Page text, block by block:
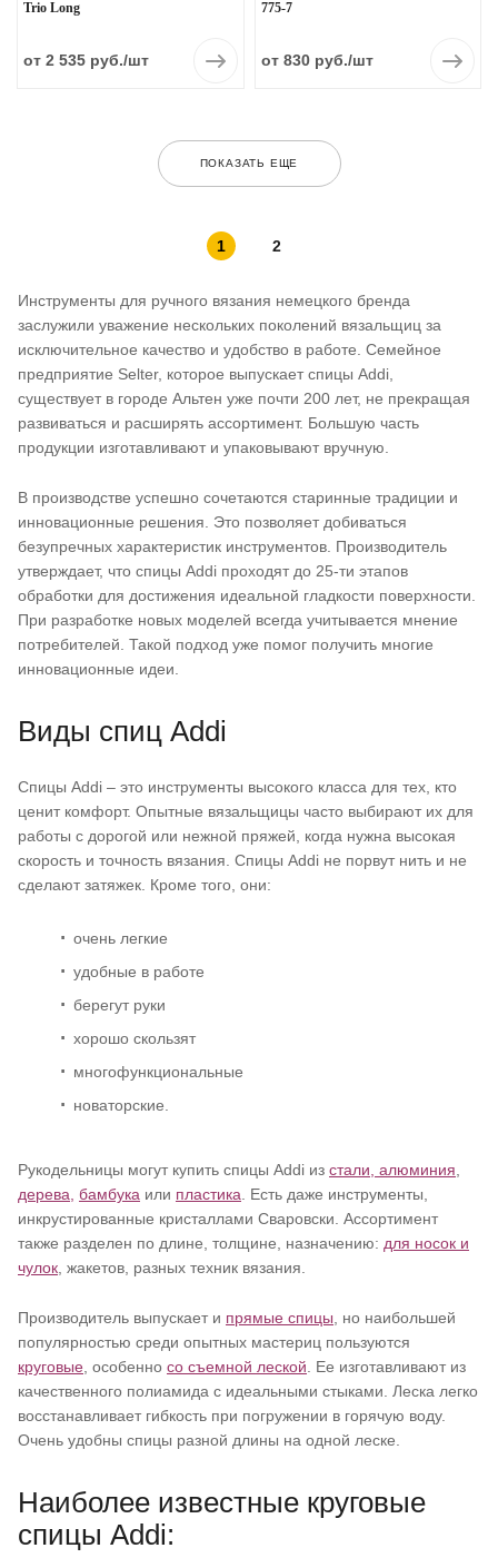
Trio Long
от 2 535 руб./шт
775-7
от 830 руб./шт
ПОКАЗАТЬ ЕЩЕ
1 2
Инструменты для ручного вязания немецкого бренда
заслужили уважение нескольких поколений вязальщиц за
исключительное качество и удобство в работе. Семейное
предприятие Selter, которое выпускает спицы Addi,
существует в городе Альтен уже почти 200 лет, не прекращая
развиваться и расширять ассортимент. Большую часть
продукции изготавливают и упаковывают вручную.
В производстве успешно сочетаются старинные традиции и
инновационные решения. Это позволяет добиваться
безупречных характеристик инструментов. Производитель
утверждает, что спицы Addi проходят до 25-ти этапов
обработки для достижения идеальной гладкости поверхности.
При разработке новых моделей всегда учитывается мнение
потребителей. Такой подход уже помог получить многие
инновационные идеи.
Виды спиц Addi
Спицы Addi – это инструменты высокого класса для тех, кто
ценит комфорт. Опытные вязальщицы часто выбирают их для
работы с дорогой или нежной пряжей, когда нужна высокая
скорость и точность вязания. Спицы Addi не порвут нить и не
сделают затяжек. Кроме того, они:
очень легкие
удобные в работе
берегут руки
хорошо скользят
многофункциональные
новаторские.
Рукодельницы могут купить спицы Addi из стали, алюминия
дерева, бамбука или пластика . Есть даже инструменты,
инкрустированные кристаллами Сваровски. Ассортимент
также разделен по длине, толщине, назначению: для носок и
чулок , жакетов, разных техник вязания.
Производитель выпускает и прямые спицы , но наибольшей
популярностью среди опытных мастериц пользуются
круговые , особенно со съемной леской . Ее изготавливают из
качественного полиамида с идеальными стыками. Леска легко
восстанавливает гибкость при погружении в горячую воду.
Очень удобны спицы разной длины на одной леске.
Наиболее известные круговые
спицы Addi: